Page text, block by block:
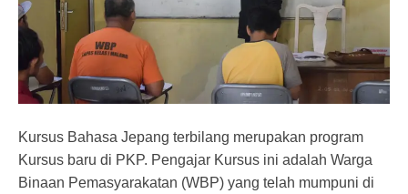
Kursus Bahasa Jepang terbilang merupakan program
Kursus baru di PKP. Pengajar Kursus ini adalah Warga
Binaan Pemasyarakatan (WBP) yang telah mumpuni di